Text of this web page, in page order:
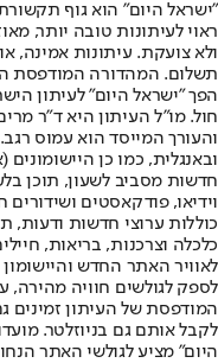
"ישראל היום" הוא גוף
ראוי לעיתונות טובה יותר,
ולא צועקת. עיתונות אמינה,
הפך "ישראל היום" לעיתון
חול. מו"ל העיתון היא ד"ר
והעורך המייסד הוא עמוס
חדשות מסביב לשעון, תוכן
וידיאו, פודקאסטים
כוללות ערוצי חדשות ודעות,
לאוויר האתר החדש
לספק לגולשים חוויה מהירה,
המודפסת של העיתון זמינים
לקבל אותם גם בניוזלטר.
היום" מציע לגולשי האתר